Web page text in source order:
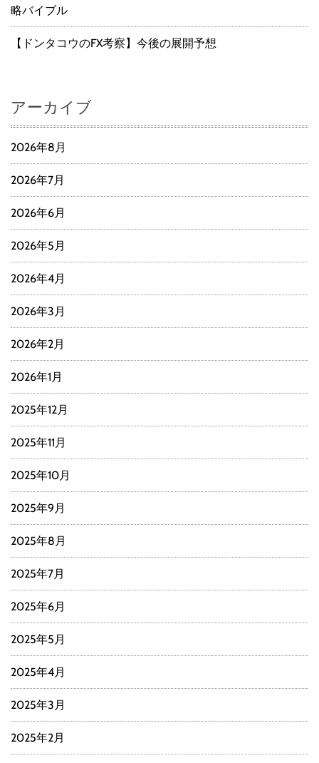
略バイブル
【ドンタコウのFX考察】今後の展開予想
アーカイブ
2026年8月
2026年7月
2026年6月
2026年5月
2026年4月
2026年3月
2026年2月
2026年1月
2025年12月
2025年11月
2025年10月
2025年9月
2025年8月
2025年7月
2025年6月
2025年5月
2025年4月
2025年3月
2025年2月